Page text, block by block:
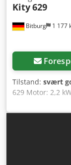
Bitburg 1 177
Kity629
Tilstand: svært
629 Motor: 2,2
mm Presist
+30° til -5°
4800/6400/